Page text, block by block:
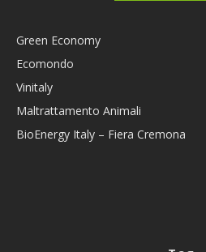
Green Economy
Ecomondo
Vinitaly
Maltrattamento Animali
BioEnergy Italy – Fiera Cremona